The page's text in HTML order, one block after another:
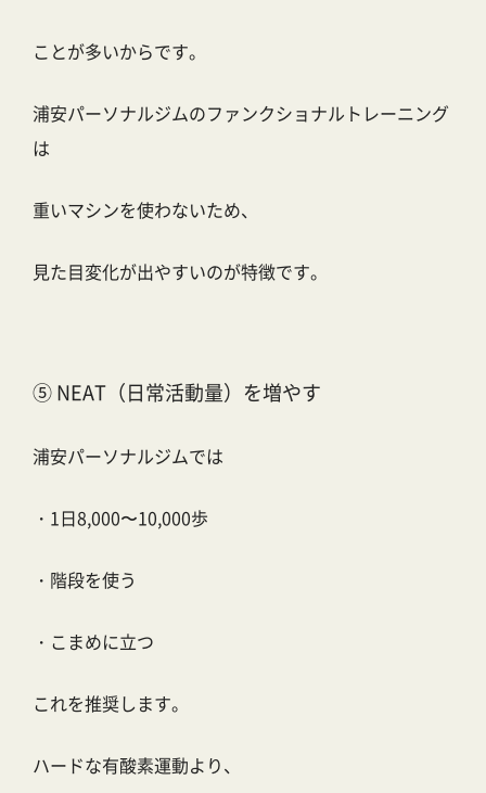
ことが多いからです。
浦安パーソナルジムのファンクショナルトレーニング
は
重いマシンを使わないため、
見た目変化が出やすいのが特徴です。
⑤ NEAT（日常活動量）を増やす
浦安パーソナルジムでは
・1日8,000〜10,000歩
・階段を使う
・こまめに立つ
これを推奨します。
ハードな有酸素運動より、